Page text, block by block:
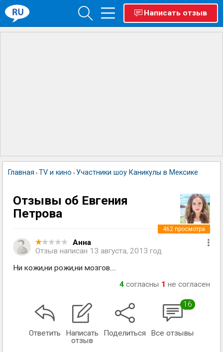
Написать отзыв
Главная › TV и кино › Участники шоу Каникулы в Мексике
Отзывы об Евгения
Петрова
Анна
Отзыв написан 13 августа, 2013 год
462 просмотра
Ни кожи,ни рожи,ни мозгов....
4 согласны 1 не согласен
Ответить
Написать
отзыв
Поделиться
16
Все отзывы